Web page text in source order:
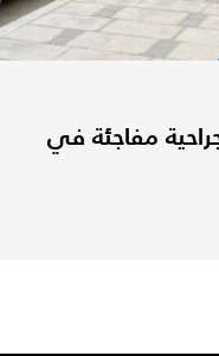
مفاجئة في